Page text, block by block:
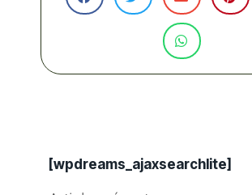
[wpdreams_ajaxsearchlite]